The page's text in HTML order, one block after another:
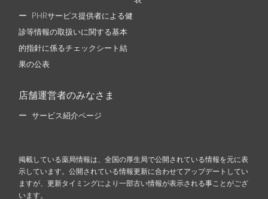
PHRサービス提供者による健
診等情報の取扱いに関する基本
的指針に係るチェックシート結
果の公表
店舗運営者のみなさま
サービス紹介ページ
掲載している薬局情報は、全国の厚生局で公開されている情報を元に表
示しています。公開されている情報更新に合わせてアップデートしてい
ますが、更新タイミングにより一部古い情報が表示される事ことがござ
います。